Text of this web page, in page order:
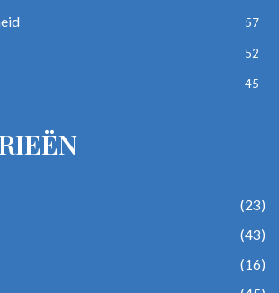
57
52
45
(23)
(43)
(16)